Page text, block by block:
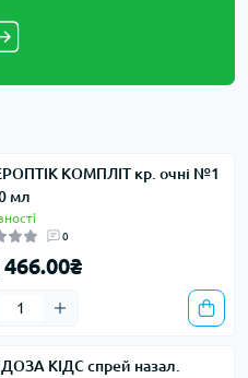
КОМПЛІТ кр. очні №1
мл
0
466.00₴
КІДС спрей назал.